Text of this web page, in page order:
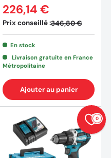
Prix conseillé :346,80 €
226,14 €
En stock
Livraison gratuite en France
Métropolitaine
Ajouter au panier
0